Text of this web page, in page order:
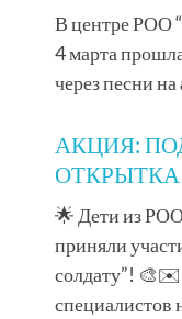
В центре РОО
4 марта
через песни
АКЦИЯ:
🌟 Дети из
приняли
солдату”! 🎨✉️
специалистов